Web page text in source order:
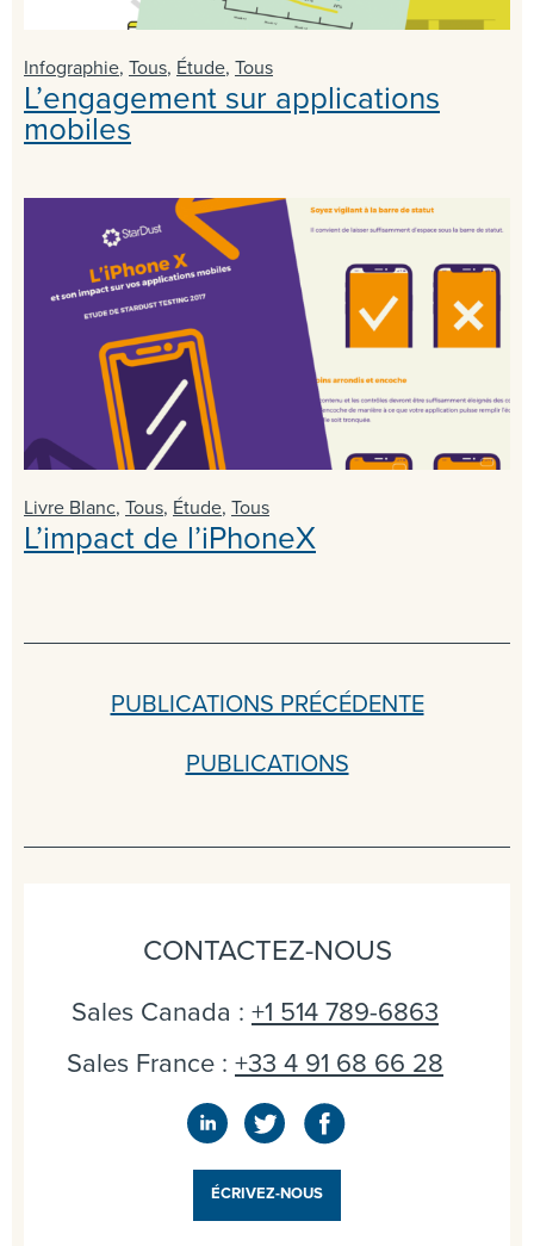
Infographie, Tous, Étude, Tous
L’engagement sur applications
mobiles
Livre Blanc, Tous, Étude, Tous
L’impact de l’iPhoneX
PUBLICATIONS PRÉCÉDENTE
PUBLICATIONS
CONTACTEZ-NOUS
Sales Canada : +1 514 789-6863
Sales France : +33 4 91 68 66 28
ÉCRIVEZ-NOUS